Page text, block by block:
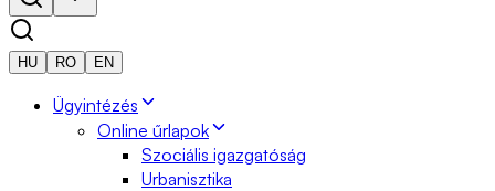
HU RO EN
Ügyintézés
Online űrlapok
Szociális igazgatóság
Urbanisztika